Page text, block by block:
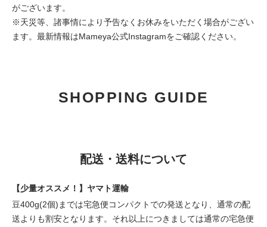
がございます。
※天災等、諸事情により予告なくお休みをいただく場合がござい
ます。最新情報はMameya公式Instagramをご確認ください。
SHOPPING GUIDE
配送・送料について
【少量オススメ！】ヤマト運輸
豆400g(2個)までは宅急便コンパクトでの発送となり、通常の配
送よりも割安となります。それ以上につきましては通常の宅急便